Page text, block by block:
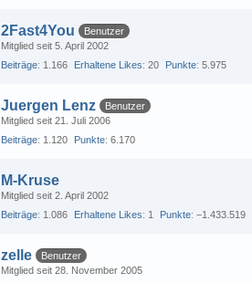
2Fast4You
Benutzer
Mitglied seit 5. April 2002
Beiträge 1.166 Erhaltene Likes 20 Punkte 5.975
Juergen Lenz
Benutzer
Mitglied seit 21. Juli 2006
Beiträge 1.120 Punkte 6.170
M-Kruse
Mitglied seit 2. April 2002
Beiträge 1.086 Erhaltene Likes 1 Punkte −1.433.519
zelle
Benutzer
Mitglied seit 28. November 2005